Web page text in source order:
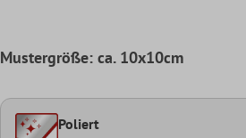
Mustergröße: ca. 10x10cm
Poliert